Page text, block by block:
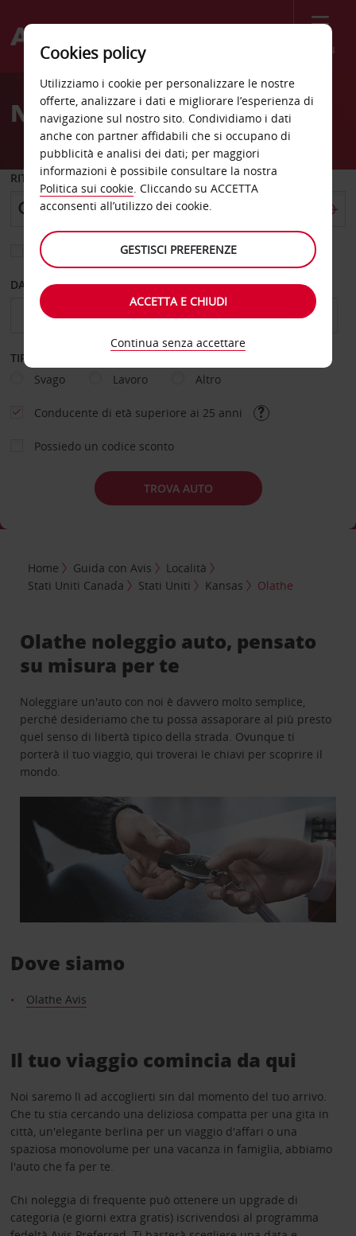
Menù
Welcome
AvisNoleggio auto Olathe
RITIRO DA
Scegli una località di riconsegna diversa
DAL GIORNO AL GIORNO
TIPOLOGIA DI NOLEGGIO
Svago
Lavoro Altro
Conducente di età superiore ai 25 anni
Possiedo un codice sconto
TROVA AUTO
Home Guida con Avis
Località
Stati Uniti Canada
Stati Uniti Kansas Olathe
Olathe noleggio auto, pensato
su misura per te
Noleggiare un'auto con noi è davvero molto semplice,
perché desideriamo che tu possa assaporare al più presto
quel senso di libertà tipico della strada. Ovunque ti
porterà il tuo viaggio, qui troverai le chiavi per scoprire il
mondo.
Dove siamo
Olathe Avis
Il tuo viaggio comincia da qui
Noi saremo lì ad accoglierti sin dal momento del tuo arrivo.
Che tu stia cercando una deliziosa compatta per una gita in
città, un'elegante berlina per un viaggio d'affari o una
spaziosa monovolume per una vacanza in famiglia, abbiamo
l'auto che fa per te.
Chi noleggia di frequente può ottenere un upgrade di
categoria (e giorni extra gratis) iscrivendosi al programma
Cookies policy
Utilizziamo i cookie per personalizzare le nostre
offerte, analizzare i dati e migliorare l’esperienza di
navigazione sul nostro sito. Condividiamo i dati
anche con partner affidabili che si occupano di
pubblicità e analisi dei dati; per maggiori
informazioni è possibile consultare la nostra
Politica sui cookie. Cliccando su ACCETTA
acconsenti all’utilizzo dei cookie.
GESTISCI PREFERENZE
ACCETTA E CHIUDI
Continua senza accettare